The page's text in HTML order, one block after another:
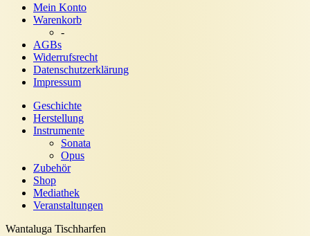
Mein Konto
Warenkorb
-
AGBs
Widerrufsrecht
Datenschutzerklärung
Impressum
Geschichte
Herstellung
Instrumente
Sonata
Opus
Zubehör
Shop
Mediathek
Veranstaltungen
Wantaluga Tischharfen